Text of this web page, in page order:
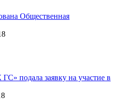
Общественная
подала заявку на участие в